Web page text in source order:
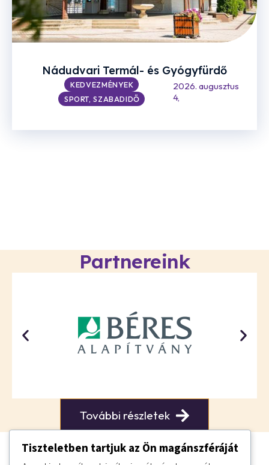
Nádudvari Termál- és Gyógyfürdő
KEDVEZMÉNYEK
SPORT, SZABADIDŐ
2026. augusztus
4,
Partnereink
További részletek
Tiszteletben tartjuk az Ön magánszféráját